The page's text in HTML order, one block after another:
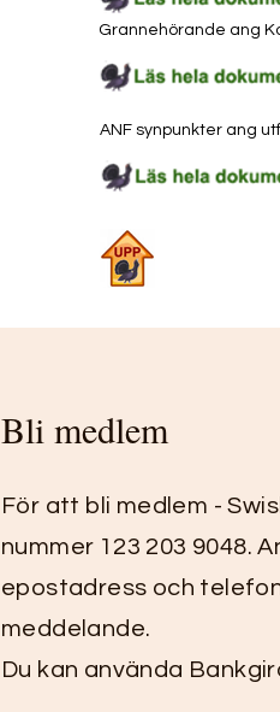
Grannehörande ang
ANF synpunkter ang
Bli medlem
För att bli medlem -
nummer 123 203 9048.
epostadress och
meddelande.
Du kan använda